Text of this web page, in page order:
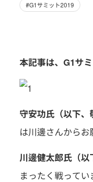
#G1サミット2019
本記事は、G1サ
守安功氏（以下、
は川邊さんからお
川邊健太郎氏（以
まったく戦って